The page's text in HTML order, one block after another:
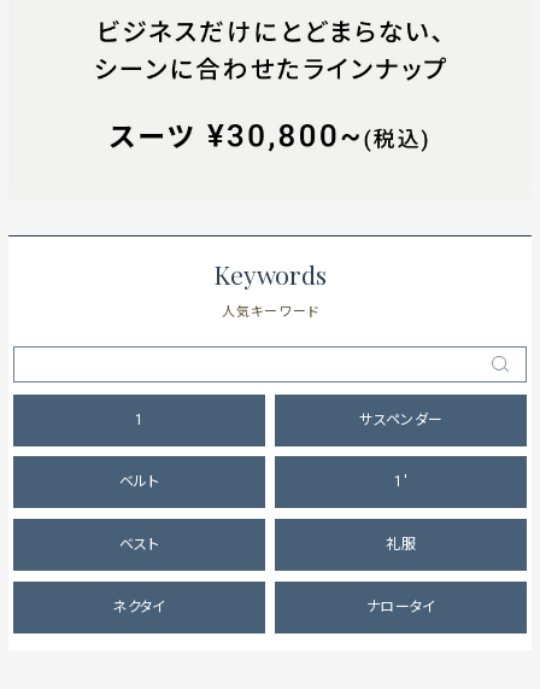
Keywords
人気キーワード
1 サスペンダー
ベルト 1'
ベスト 礼服
ネクタイ ナロータイ